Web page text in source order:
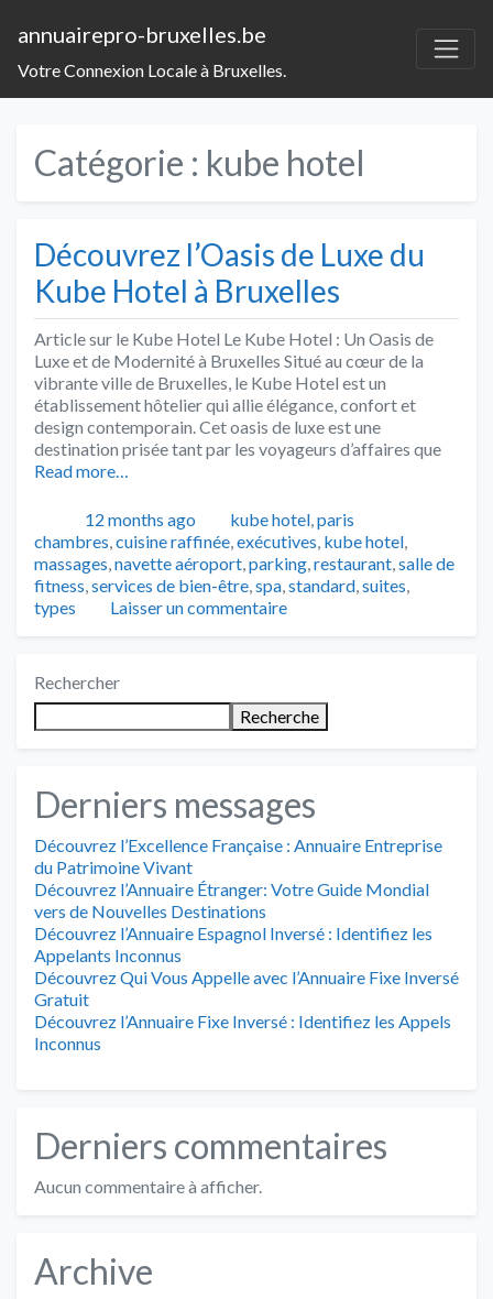
annuairepro-bruxelles.be
Votre Connexion Locale à Bruxelles.
Catégorie : kube hotel
Découvrez l’Oasis de Luxe du
Kube Hotel à Bruxelles
Article sur le Kube Hotel Le Kube Hotel : Un Oasis de
Luxe et de Modernité à Bruxelles Situé au cœur de la
vibrante ville de Bruxelles, le Kube Hotel est un
établissement hôtelier qui allie élégance, confort et
design contemporain. Cet oasis de luxe est une
destination prisée tant par les voyageurs d’affaires que
Read more…
Publié12 months ago Catégories
kube hotel,paris
chambres,cuisine raffinée,exécutives, kube hotel,
massages,navette aéroport,parking,restaurant,salle de
fitness,services de bien-être,spa,standard,suites,
types
Laisser un commentaire
Rechercher
Recherche
Derniers messages
Découvrez l’Excellence Française : Annuaire Entreprise
du Patrimoine Vivant
Découvrez l’Annuaire Étranger: Votre Guide Mondial
vers de Nouvelles Destinations
Découvrez l’Annuaire Espagnol Inversé : Identifiez les
Appelants Inconnus
Découvrez Qui Vous Appelle avec l’Annuaire Fixe Inversé
Gratuit
Découvrez l’Annuaire Fixe Inversé : Identifiez les Appels
Inconnus
Derniers commentaires
Aucun commentaire à afficher.
Archive